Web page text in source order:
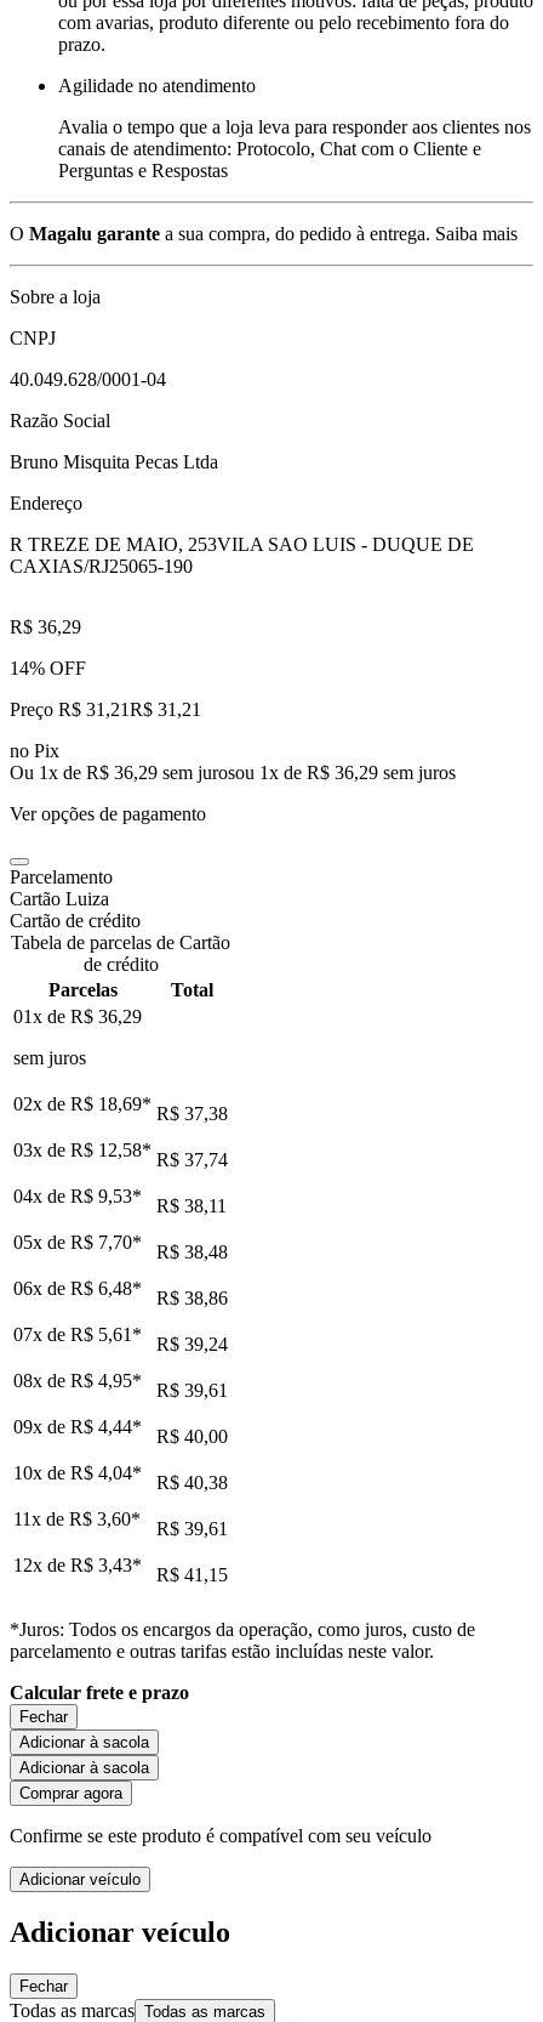
com avarias, produto diferente ou pelo recebimento fora do
prazo.
Agilidade no atendimento
Avalia o tempo que a loja leva para responder aos clientes nos
canais de atendimento: Protocolo, Chat com o Cliente e
Perguntas e Respostas
O Magalu garante a sua compra, do pedido à entrega. Saiba mais
Sobre a loja
CNPJ
40.049.628/0001-04
Razão Social
Bruno Misquita Pecas Ltda
Endereço
R TREZE DE MAIO, 253VILA SAO LUIS - DUQUE DE
CAXIAS/RJ25065-190
R$ 36,29
14% OFF
Preço R$ 31,21R$ 31 ,21
no Pix
Ou 1x de R$ 36,29 sem jurosou 1x de R$ 36,29 sem juros
Ver opções de pagamento
Parcelamento
Cartão Luiza
Cartão de crédito
Tabela de parcelas de Cartão
de crédito
Parcelas
Total
01x de R$ 36,29
sem juros
02x de R$ 18,69* R$ 37,38
03x de R$ 12,58* R$ 37,74
04x de R$ 9,53*
R$ 38,11
05x de R$ 7,70*
R$ 38,48
06x de R$ 6,48*
R$ 38,86
07x de R$ 5,61 *
R$ 39,24
08x de R$ 4,95*
R$ 39,61
09x de R$ 4,44*
R$ 40,00
10x de R$ 4,04*
R$ 40,38
11x de R$ 3,60*
R$ 39,61
12x de R$ 3,43* R$ 41,15
*Juros: Todos os encargos da operação, como juros, custo de
parcelamento e outras tarifas estão incluídas neste valor.
Calcular frete e prazo
Fechar
Adicionar à sacola
Adicionar à sacola
Comprar agora
Confirme se este produto é compatível com seu veículo
Adicionar veículo
Adicionar veículo
Fechar
Todas as marcas Todas as marcas